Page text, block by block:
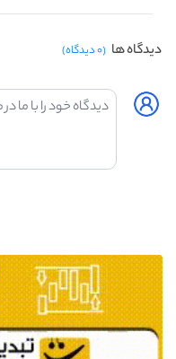
دیدگاه ها (۰ دیدگاه)